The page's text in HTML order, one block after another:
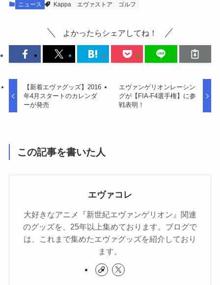
ニュース Kappa エヴァストア ゴルフ
よかったらシェアしてね！
【新着エヴァグッズ】2016
年4月スタートのカレンダ
ーが発売
エヴァンゲリオンレーシン
グが【FIA-F4選手権】に参
戦表明！
この記事を書いた人
エヴァコレ
大好きなアニメ『新世紀エヴァンゲリオン』関連
のグッズを、25年以上集めております。ブログで
は、これまで集めたエヴァグッズを紹介しており
ます。